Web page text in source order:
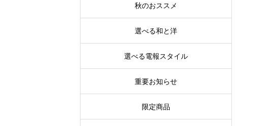
秋のおススメ
選べる和と洋
選べる電報スタイル
重要お知らせ
限定商品